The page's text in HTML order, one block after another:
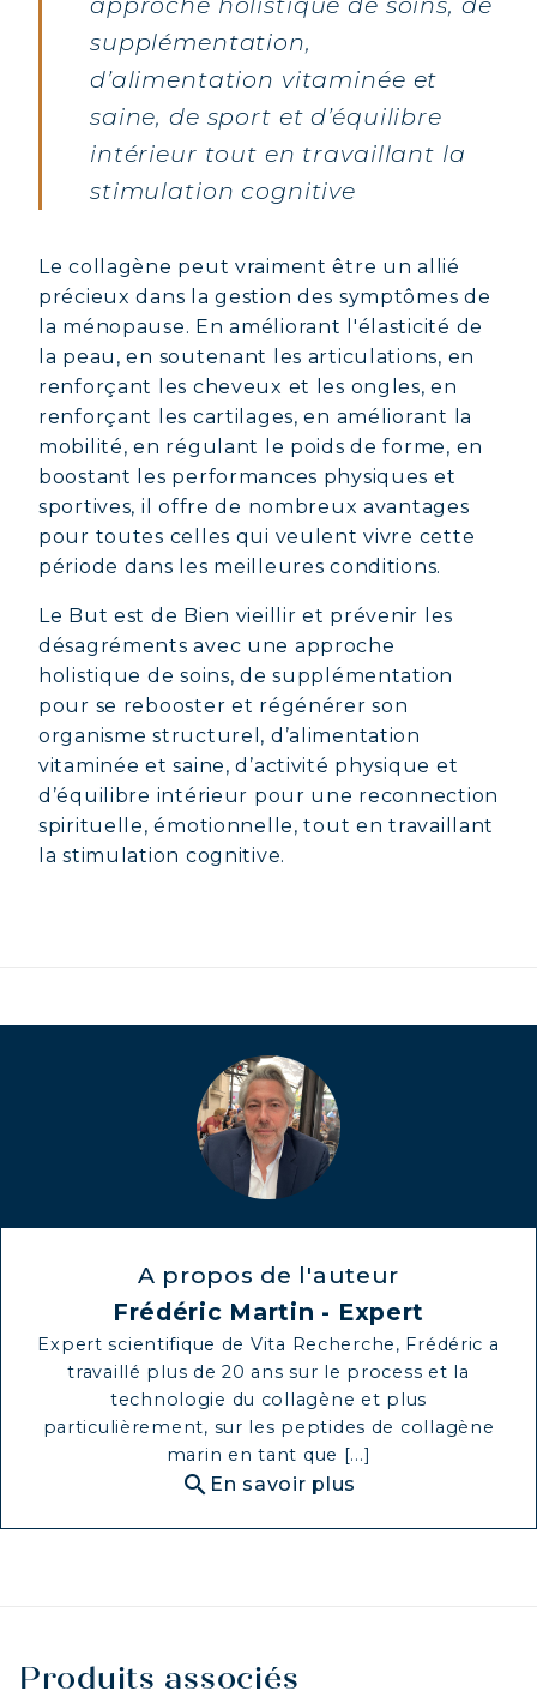
supplémentation,
d’alimentation vitaminée et
saine, de sport et d’équilibre
intérieur tout en travaillant la
stimulation cognitive
Le collagène peut vraiment être un allié
précieux dans la gestion des symptômes de
la ménopause. En améliorant l'élasticité de
la peau, en soutenant les articulations, en
renforçant les cheveux et les ongles, en
renforçant les cartilages, en améliorant la
mobilité, en régulant le poids de forme, en
boostant les performances physiques et
sportives, il offre de nombreux avantages
pour toutes celles qui veulent vivre cette
période dans les meilleures conditions.
Le But est de Bien vieillir et prévenir les
désagréments avec une approche
holistique de soins, de supplémentation
pour se rebooster et régénérer son
organisme structurel, d’alimentation
vitaminée et saine, d’activité physique et
d’équilibre intérieur pour une reconnection
spirituelle, émotionnelle, tout en travaillant
la stimulation cognitive.
A propos de l'auteur
Frédéric Martin - Expert
Expert scientifique de Vita Recherche, Frédéric a
travaillé plus de 20 ans sur le process et la
technologie du collagène et plus
particulièrement, sur les peptides de collagène
marin en tant que [...]
search En savoir plus
Produits associés